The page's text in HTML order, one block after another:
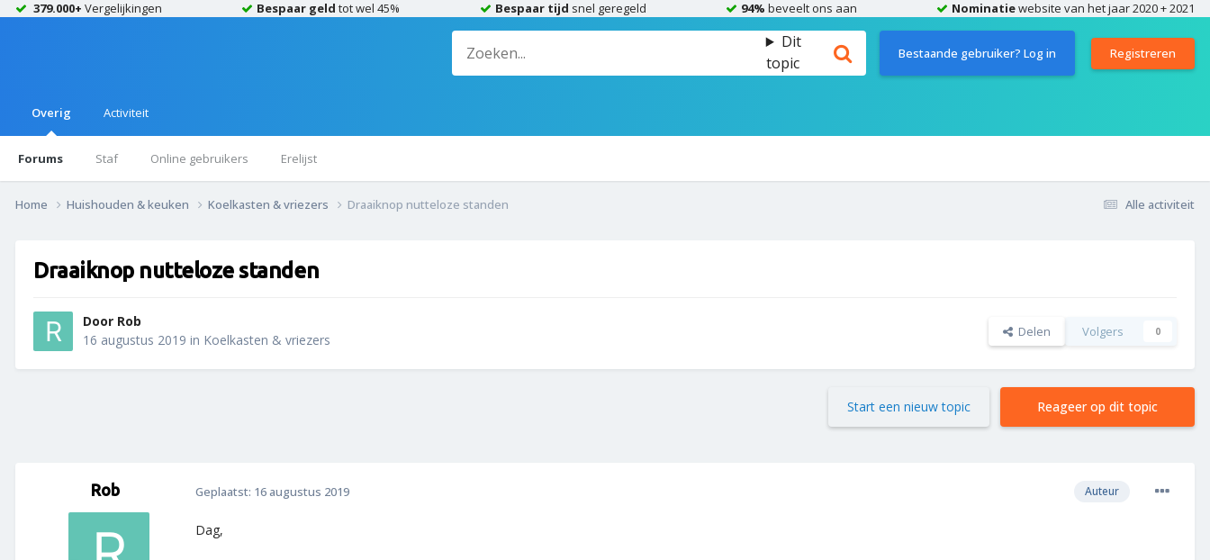
379.000+ Vergelijkingen Bespaar geld tot wel 45% Bespaar tijd snel geregeld 94% beveelt ons aan Nominatiewebsite van het jaar 2020 + 2021
Dit
topic
Bestaande gebruiker? Log in Registreren
Overig
Forums Staf Online gebruikers Erelijst
Activiteit
Alle activiteit
Home Huishouden & keuken Koelkasten & vriezers Draaiknop nutteloze standen
Draaiknop nutteloze standen
Door Rob
16 augustus 2019 in Koelkasten & vriezers Delen Volgers 0
Reageer op dit topic
Start een nieuw topic
Rob Auteur
Geplaatst: 16 augustus 2019
Dag,